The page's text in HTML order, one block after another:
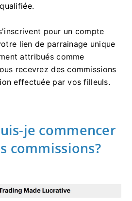
pour un compte
lien de parrainage unique
attribués comme
recevrez des commissions
effectuée par vos filleuls.
je commencer
commissions?